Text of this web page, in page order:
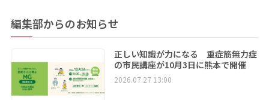
編集部からのお知らせ
正しい知識が力になる 重症筋無力症
の市民講座が10月3日に熊本で開催
2026.07.27 13:00